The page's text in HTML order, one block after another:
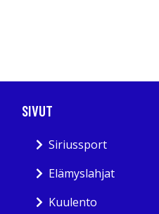
SIVUT
Siriussport
Elämyslahjat
Kuulento